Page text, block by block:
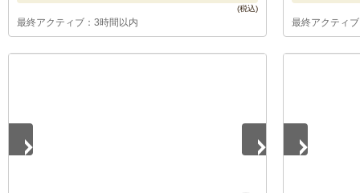
最終アクティブ：3時間以内 最終アクティ